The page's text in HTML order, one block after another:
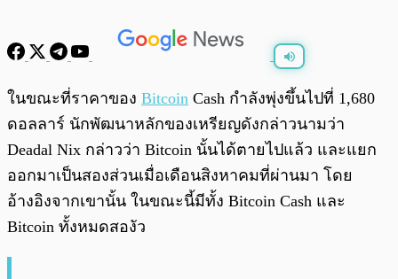
พร้อมเล่น 0:00 /
ในขณะที่ราคาของ Bitcoin Cash กำลังพุ่งขึ้นไปที่ 1,680
ดอลลาร์ นักพัฒนาหลักของเหรียญดังกล่าวนามว่า
Deadal Nix กล่าวว่า Bitcoin นั้นได้ตายไปแล้ว และแยก
ออกมาเป็นสองส่วนเมื่อเดือนสิงหาคมที่ผ่านมา โดย
อ้างอิงจากเขานั้น ในขณะนี้มีทั้ง Bitcoin Cash และ
Bitcoin ทั้งหมดสองัว